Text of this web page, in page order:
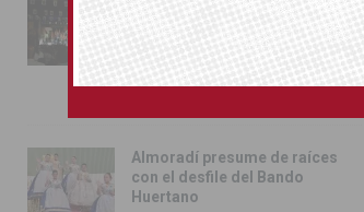
Pilar de la Horadada
conmemora con emoción el
40º aniversario de su
independencia como municipio
Almoradí presume de raíces
con el desfile del Bando
Huertano